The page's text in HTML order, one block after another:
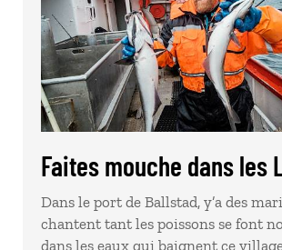
Faites mouche dans les
Dans le port de Ballstad, y’a des
chantent tant les poissons se font
dans les eaux qui baignent ce